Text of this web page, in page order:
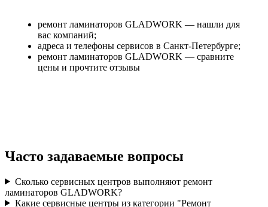
ремонт ламинаторов GLADWORK — нашли для
вас компаний;
адреса и телефоны сервисов в Санкт-Петербурге;
ремонт ламинаторов GLADWORK — сравните
цены и прочтите отзывы
Часто задаваемые вопросы
Сколько сервисных центров выполняют ремонт
ламинаторов GLADWORK?
Какие сервисные центры из категории "Ремонт